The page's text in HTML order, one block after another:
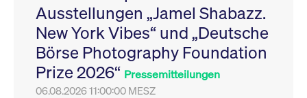
Ausstellungen „Jamel Shabazz.
New York Vibes“ und „Deutsche
Börse Photography Foundation
Prize 2026“ Pressemitteilungen
06.08.2026 11:00:00 MESZ
Leistung der Website
zu messen. Es handelt
sich um ein Muster-
Cookie, bei dem auf
das Präfix _pk_ses
eine kurze Reihe von
VISITOR_PRIVACY_METADATA
YouTube
.youtube.com
6
Monate
Dieses Cookie dient
Speicherung der
Einwilligungs- und
des Nutzers für ihre
Interaktion mit der